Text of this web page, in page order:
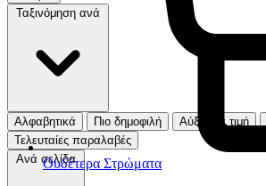
Ουδέτερα Στρώματα
Ταξινόμηση ανά
Αλφαβητικά Πιο δημοφιλή Αύξουσα τιμή
Τελευταίες παραλαβές
Ανά σελίδα